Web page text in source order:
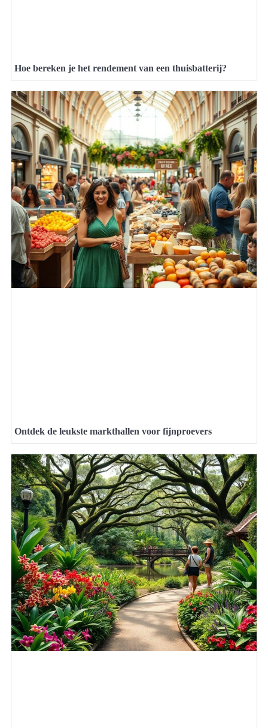
Hoe bereken je het rendement van een thuisbatterij?
Ontdek de leukste markthallen voor fijnproevers